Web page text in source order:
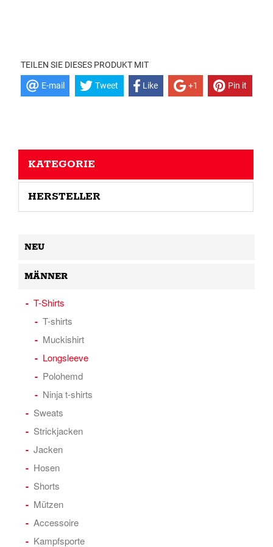
TEILEN SIE DIESES PRODUKT MIT
E-mail Tweet Like +1 Pin it
KATEGORIE
HERSTELLER
NEU
MÄNNER
T-Shirts
T-shirts
Muckishirt
Longsleeve
Polohemd
Ninja t-shirts
Sweats
Strickjacken
Jacken
Hosen
Shorts
Mützen
Accessoire
Kampfsporte